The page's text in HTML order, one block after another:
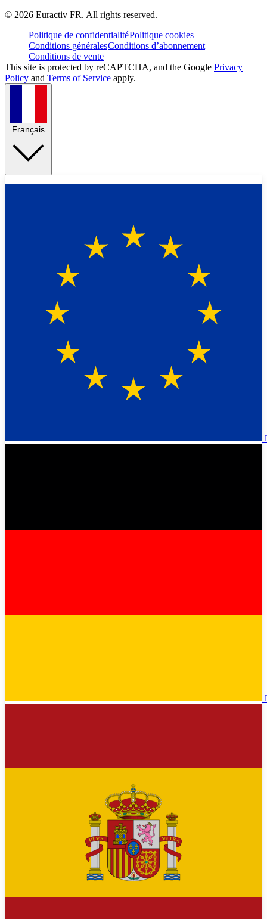
© 2026 Euractiv FR. All rights reserved.
Politique de confidentialitéPolitique cookies
Conditions généralesConditions d’abonnement
Conditions de vente
This site is protected by reCAPTCHA, and the Google Privacy
Policy and Terms of Service apply.
Français